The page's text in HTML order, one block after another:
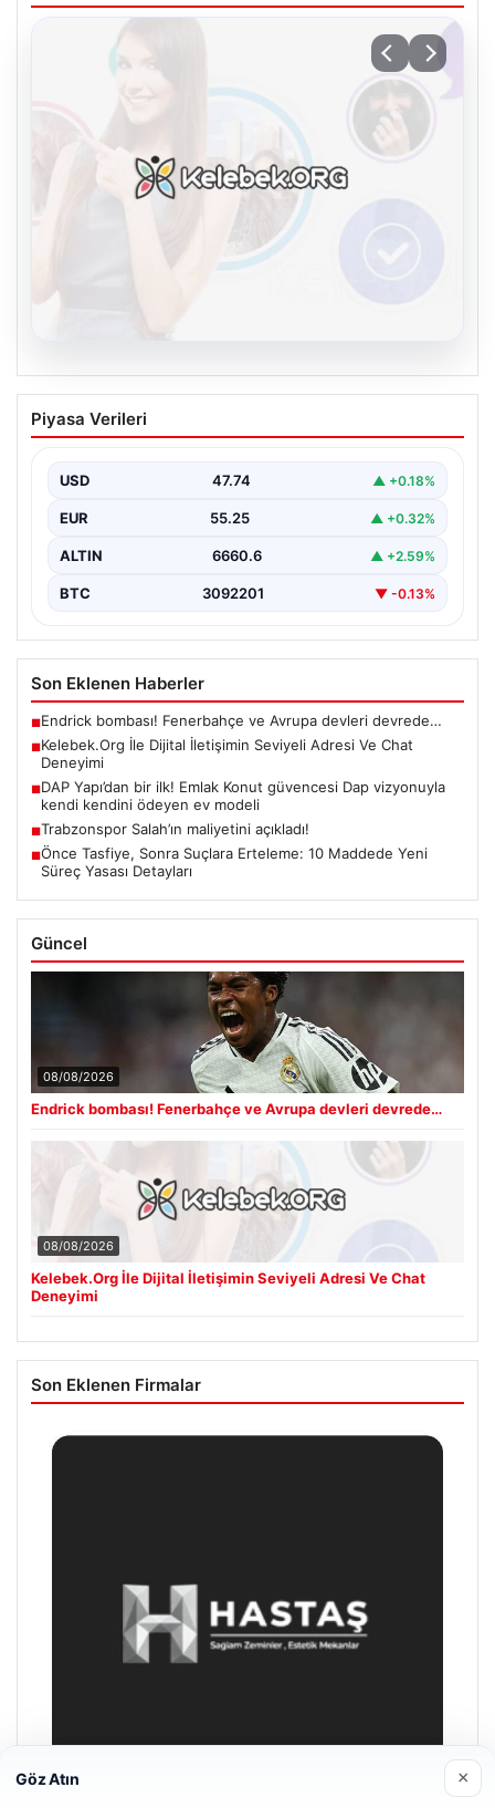
08.08.2026
Kelebek.Org İle Dijital İletişimin Seviyeli
Adresi Ve Chat Deneyimi
iletişim oluşturması ciddi bir değer barındırmaktadır.
Halen birçok…
Piyasa Verileri
USD 47.74 ▲ +0.18%
EUR 55.25 ▲ +0.32%
ALTIN 6660.6 ▲ +2.59%
BTC 3092201 ▼ -0.13%
Son Eklenen Haberler
■Endrick bombası! Fenerbahçe ve Avrupa devleri devrede…
■Kelebek.Org İle Dijital İletişimin Seviyeli Adresi Ve Chat
Deneyimi
■DAP Yapı’dan bir ilk! Emlak Konut güvencesi Dap vizyonuyla
kendi kendini ödeyen ev modeli
■Trabzonspor Salah’ın maliyetini açıkladı!
■Önce Tasfiye, Sonra Suçlara Erteleme: 10 Maddede Yeni
Süreç Yasası Detayları
Güncel
08/08/2026
Endrick bombası! Fenerbahçe ve Avrupa devleri devrede…
08/08/2026
Kelebek.Org İle Dijital İletişimin Seviyeli Adresi Ve Chat
Deneyimi
Son Eklenen Firmalar
Göz Atın ×